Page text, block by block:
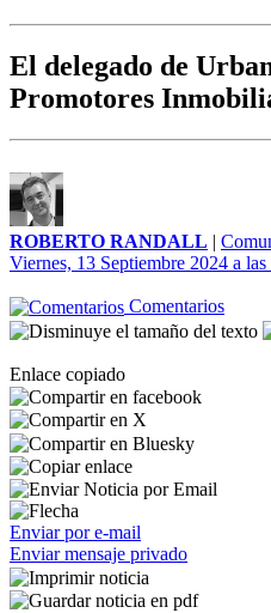
El delegado de
Promotores
ROBERTO RANDALL |
Viernes, 13 Septiembre 2024 a
Comentarios
Enlace copiado
Enviar por e-mail
Enviar mensaje privado